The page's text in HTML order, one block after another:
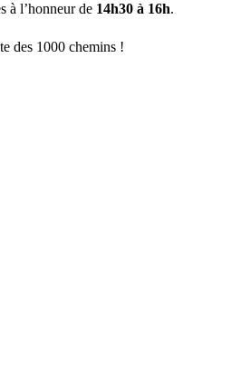
à l’honneur de 14h30 à 16h.
des 1000 chemins !